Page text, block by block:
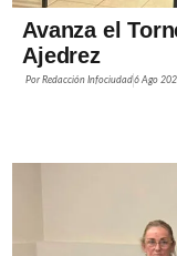
Avanza el
Ajedrez
PorRedacción Infociudad6 Ago